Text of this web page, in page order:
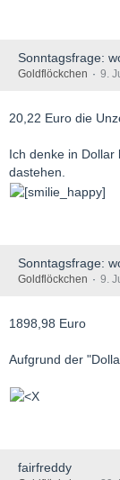
Sonntagsfrage:
Goldflöckchen 9.
20,22 Euro die
Ich denke in Dollar
dastehen.
Sonntagsfrage:
Goldflöckchen 9.
1898,98 Euro
Aufgrund der
fairfreddy